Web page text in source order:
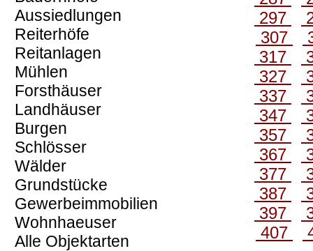
Aussiedlungen
Reiterhöfe
Reitanlagen
Mühlen
Forsthäuser
Landhäuser
Burgen
Schlösser
Wälder
Grundstücke
Gewerbeimmobilien
Wohnhaeuser
Alle Objektarten
297
307
317
327
337
347
357
367
377
387
397
407